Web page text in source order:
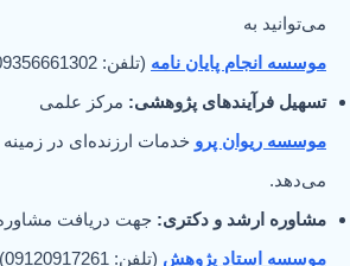
می‌توانید به
موسسه انجام پایان نامه (تلفن: 09356661302) مراجعه کنید.
تسهیل فرآیندهای پژوهشی: مرکز علمی
موسسه ریوان پرو خدمات ارزنده‌ای در زمینه
می‌دهد.
مشاوره ارشد و دکتری: جهت دریافت
موسسه استاد پژوهش (تلفن: 09120917261) در ارتباط باشید.